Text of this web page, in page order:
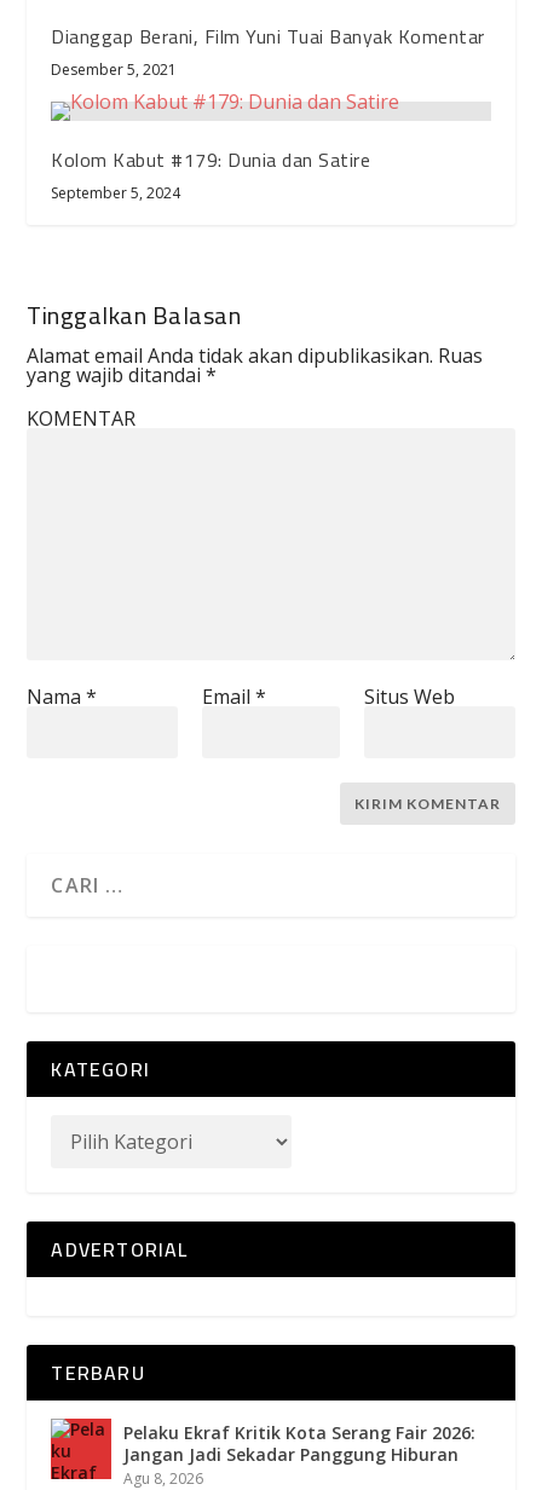
Dianggap Berani, Film Yuni Tuai Banyak Komentar
Desember 5, 2021
Kolom Kabut #179: Dunia dan Satire
September 5, 2024
Tinggalkan Balasan
Alamat email Anda tidak akan dipublikasikan. Ruas
yang wajib ditandai*
KOMENTAR
Nama* Email * Situs Web
KATEGORI
ADVERTORIAL
TERBARU
Pelaku Ekraf Kritik Kota Serang Fair 2026:
Jangan Jadi Sekadar Panggung Hiburan
Agu 8, 2026